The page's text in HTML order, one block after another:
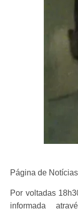
Página de Notícias
Por voltadas
informada